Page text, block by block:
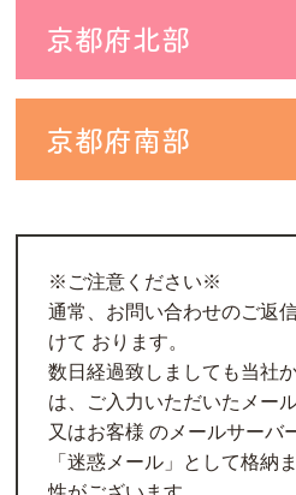
京都府北部
京都府南部
※ご注意ください※
通常、お問い合わせのご返
けて おります。
数日経過致しましても当社
は、ご入力いただいたメー
又はお客様 のメールサーバ
「迷惑メール」として格納